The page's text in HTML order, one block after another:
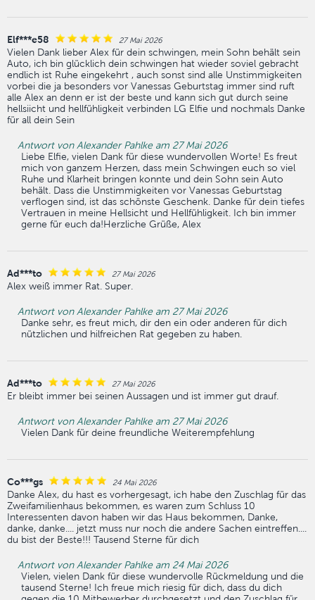
Elf***e58 27 Mai 2026
Vielen Dank lieber Alex für dein schwingen, mein Sohn behält sein
Auto, ich bin glücklich dein schwingen hat wieder soviel gebracht
endlich ist Ruhe eingekehrt , auch sonst sind alle Unstimmigkeiten
vorbei die ja besonders vor Vanessas Geburtstag immer sind ruft
alle Alex an denn er ist der beste und kann sich gut durch seine
hellsiicht und hellfühligkeit verbinden LG Elfie und nochmals Danke
für all dein Sein
Antwort von Alexander Pahlke am 27 Mai 2026
Liebe Elfie, vielen Dank für diese wundervollen Worte! Es freut
mich von ganzem Herzen, dass mein Schwingen euch so viel
Ruhe und Klarheit bringen konnte und dein Sohn sein Auto
behält. Dass die Unstimmigkeiten vor Vanessas Geburtstag
verflogen sind, ist das schönste Geschenk. Danke für dein tiefes
Vertrauen in meine Hellsicht und Hellfühligkeit. Ich bin immer
gerne für euch da!Herzliche Grüße, Alex
Ad***to 27 Mai 2026
Alex weiß immer Rat. Super.
Antwort von Alexander Pahlke am 27 Mai 2026
Danke sehr, es freut mich, dir den ein oder anderen für dich
nützlichen und hilfreichen Rat gegeben zu haben.
Ad***to 27 Mai 2026
Er bleibt immer bei seinen Aussagen und ist immer gut drauf.
Antwort von Alexander Pahlke am 27 Mai 2026
Vielen Dank für deine freundliche Weiterempfehlung
Co***gs 24 Mai 2026
Danke Alex, du hast es vorhergesagt, ich habe den Zuschlag für das
Zweifamilienhaus bekommen, es waren zum Schluss 10
Interessenten davon haben wir das Haus bekommen, Danke,
danke, danke.... jetzt muss nur noch die andere Sachen eintreffen....
du bist der Beste!!! Tausend Sterne für dich
Antwort von Alexander Pahlke am 24 Mai 2026
Vielen, vielen Dank für diese wundervolle Rückmeldung und die
tausend Sterne! Ich freue mich riesig für dich, dass du dich